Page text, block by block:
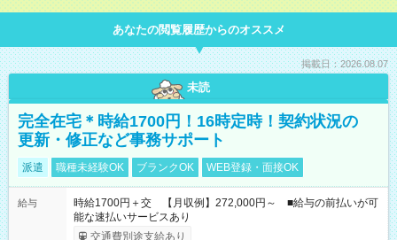
あなたの閲覧履歴からのオススメ
掲載日：2026.08.07
未読
完全在宅＊時給1700円！16時定時！契約状況の
更新・修正など事務サポート
派遣 職種未経験OK ブランクOK WEB登録・面接OK
給与
時給1700円＋交 【月収例】272,000円～ ■給与の前払いが可
能な速払いサービスあり
交通費別途支給あり